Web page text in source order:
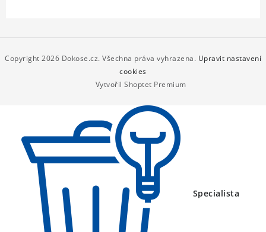
p
Vytvořil Shoptet Premium
Copyright 2026 Dokose.cz. Všechna práva vyhrazena. Upravit nastavení
cookies
Specialista